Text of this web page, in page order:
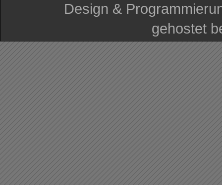
Design &
gehostet